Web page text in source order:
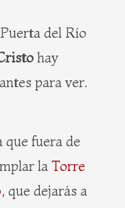
del Río
hay
para ver.
que fuera de
la Torre
, que dejarás a